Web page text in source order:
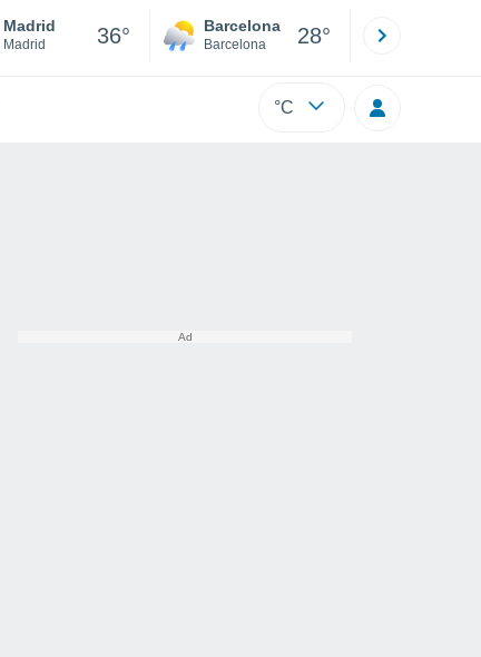
Madrid
Madrid 36° Barcelona
Barcelona 28°
°C